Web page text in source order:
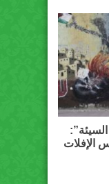
الإفلات